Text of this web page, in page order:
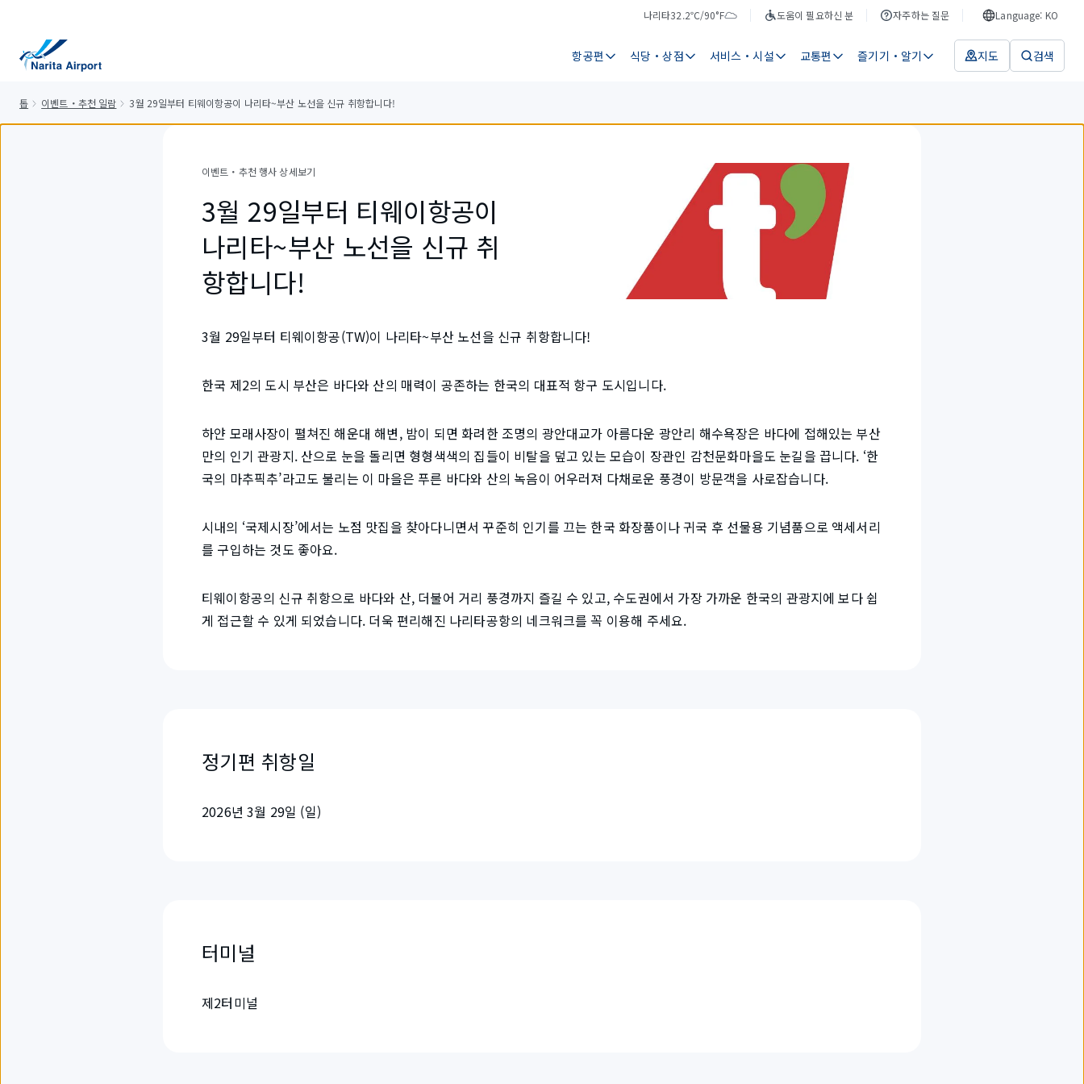
나리타
기
32.2℃/90°F
날
도움이 필요하신 분 자주하는 질문 Language: KO
항공편 식당・상점 서비스・시설 교통편 즐기기・알기 지도 검색
톱 이벤트・추천 일람 3월 29일부터 티웨이항공이 나리타~부산 노선을 신규 취항합니다!
이벤트・추천 행사 상세보기
3월 29일부터 티웨이항공이
나리타~부산 노선을 신규 취
항합니다!
3월 29일부터 티웨이항공(TW)이 나리타~부산 노선을 신규 취항합니다!
한국 제2의 도시 부산은 바다와 산의 매력이 공존하는 한국의 대표적 항구 도시입니다.
하얀 모래사장이 펼쳐진 해운대 해변, 밤이 되면 화려한 조명의 광안대교가 아름다운 광안리 해수욕장은 바다에 접해있는 부산
만의 인기 관광지. 산으로 눈을 돌리면 형형색색의 집들이 비탈을 덮고 있는 모습이 장관인 감천문화마을도 눈길을 끕니다. ‘한
국의 마추픽추’라고도 불리는 이 마을은 푸른 바다와 산의 녹음이 어우러져 다채로운 풍경이 방문객을 사로잡습니다.
시내의 ‘국제시장’에서는 노점 맛집을 찾아다니면서 꾸준히 인기를 끄는 한국 화장품이나 귀국 후 선물용 기념품으로 액세서리
를 구입하는 것도 좋아요.
티웨이항공의 신규 취항으로 바다와 산, 더불어 거리 풍경까지 즐길 수 있고, 수도권에서 가장 가까운 한국의 관광지에 보다 쉽
게 접근할 수 있게 되었습니다. 더욱 편리해진 나리타공항의 네크워크를 꼭 이용해 주세요.
정기편 취항일
2026년 3월 29일 (일)
터미널
제2터미널